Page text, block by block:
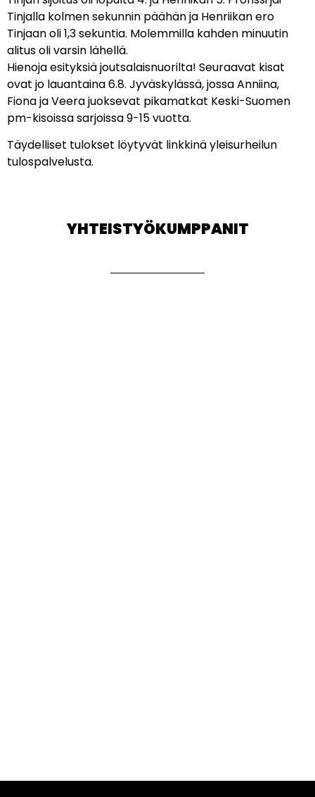
Tinjalla kolmen sekunnin päähän ja Henriikan ero
Tinjaan oli 1,3 sekuntia. Molemmilla kahden minuutin
alitus oli varsin lähellä.
Hienoja esityksiä joutsalaisnuorilta! Seuraavat kisat
ovat jo lauantaina 6.8. Jyväskylässä, jossa Anniina,
Fiona ja Veera juoksevat pikamatkat Keski-Suomen
pm-kisoissa sarjoissa 9-15 vuotta.
Täydelliset tulokset löytyvät linkkinä yleisurheilun
tulospalvelusta.
YHTEISTYÖKUMPPANIT